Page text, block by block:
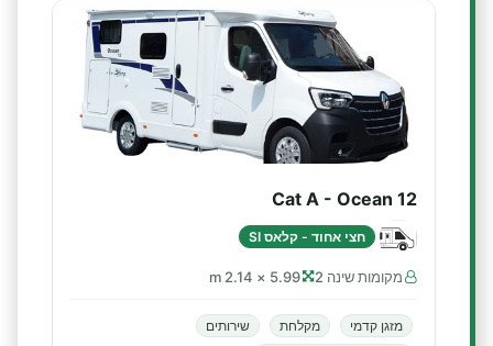
Cat A - Ocean 12
חצי אחוד - קלאס SI
מקומות שינה 2 5.99 × 2.14 m
מזגן קדמי מקלחת
שירותים